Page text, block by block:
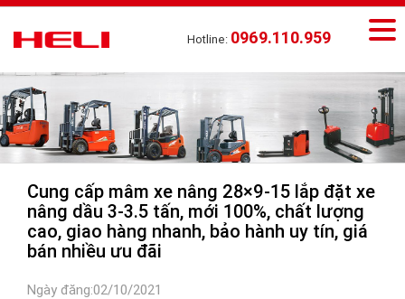
Hotline: 0969.110.959
Cung cấp mâm xe nâng 28×9-15 lắp đặt xe
nâng dầu 3-3.5 tấn, mới 100%, chất lượng
cao, giao hàng nhanh, bảo hành uy tín, giá
bán nhiều ưu đãi
Ngày đăng:02/10/2021